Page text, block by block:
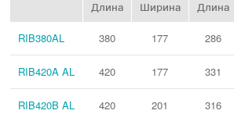
Длина
Ширина Длина
RIB380AL 380 177 286
RIB420A AL 420 177 331
RIB420B AL 420 201 316